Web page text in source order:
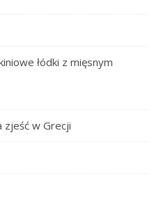
łódki z mięsnym
zjeść w Grecji